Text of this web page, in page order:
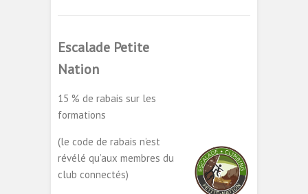
Escalade Petite
Nation
15 % de rabais sur les
formations
(le code de rabais n’est
révélé qu’aux membres du
club connectés)